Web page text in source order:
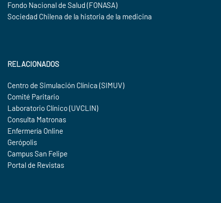
Fondo Nacional de Salud (FONASA)
Sociedad Chilena de la historia de la medicina
RELACIONADOS
Centro de Simulación Clínica (SIMUV)
Comité Paritario
Laboratorio Clínico (UVCLIN)
Consulta Matronas
Enfermería Online
Gerópolis
Campus San Felipe
Portal de Revistas